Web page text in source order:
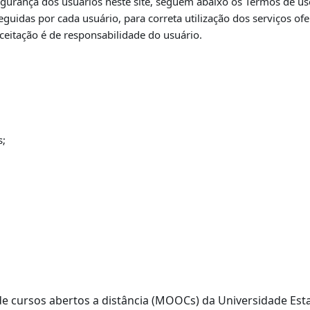
por cada usuário, para correta utilização dos serviços
é de responsabilidade do usuário.
cursos abertos a distância (MOOCs) da Universidade